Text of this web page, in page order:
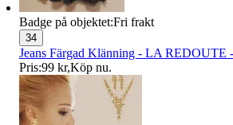
Badge på objektet:Fri frakt
34
Jeans Färgad Klänning - LA REDOUTE
Pris:99 kr,Köp nu.